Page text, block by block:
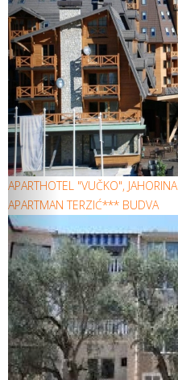
APARTHOTEL "VUČKO", JAHORINA
APARTMAN TERZIĆ*** BUDVA